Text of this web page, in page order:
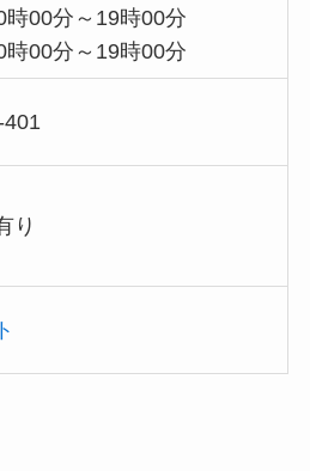
時00分～19時00分
時00分～19時00分
401
り